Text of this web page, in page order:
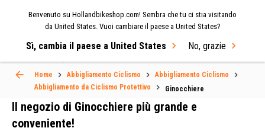
Benvenuto su Hollandbikeshop.com! Sembra che tu ci stia visitando
da United States. Vuoi cambiare il paese a United States?
Sì, cambia il paese a United States No, grazie
Home Abbigliamento Ciclismo
Abbigliamento Ciclismo
Abbigliamento da Ciclismo Protettivo
Ginocchiere
Ginocchiere
Il negozio di Ginocchiere più grande e
conveniente!